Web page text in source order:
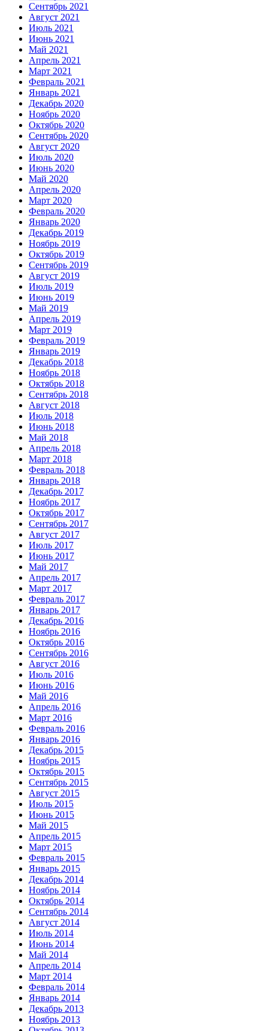
Сентябрь 2021
Август 2021
Июль 2021
Июнь 2021
Май 2021
Апрель 2021
Март 2021
Февраль 2021
Январь 2021
Декабрь 2020
Ноябрь 2020
Октябрь 2020
Сентябрь 2020
Август 2020
Июль 2020
Июнь 2020
Май 2020
Апрель 2020
Март 2020
Февраль 2020
Январь 2020
Декабрь 2019
Ноябрь 2019
Октябрь 2019
Сентябрь 2019
Август 2019
Июль 2019
Июнь 2019
Май 2019
Апрель 2019
Март 2019
Февраль 2019
Январь 2019
Декабрь 2018
Ноябрь 2018
Октябрь 2018
Сентябрь 2018
Август 2018
Июль 2018
Июнь 2018
Май 2018
Апрель 2018
Март 2018
Февраль 2018
Январь 2018
Декабрь 2017
Ноябрь 2017
Октябрь 2017
Сентябрь 2017
Август 2017
Июль 2017
Июнь 2017
Май 2017
Апрель 2017
Март 2017
Февраль 2017
Январь 2017
Декабрь 2016
Ноябрь 2016
Октябрь 2016
Сентябрь 2016
Август 2016
Июль 2016
Июнь 2016
Май 2016
Апрель 2016
Март 2016
Февраль 2016
Январь 2016
Декабрь 2015
Ноябрь 2015
Октябрь 2015
Сентябрь 2015
Август 2015
Июль 2015
Июнь 2015
Май 2015
Апрель 2015
Март 2015
Февраль 2015
Январь 2015
Декабрь 2014
Ноябрь 2014
Октябрь 2014
Сентябрь 2014
Август 2014
Июль 2014
Июнь 2014
Май 2014
Апрель 2014
Март 2014
Февраль 2014
Январь 2014
Декабрь 2013
Ноябрь 2013